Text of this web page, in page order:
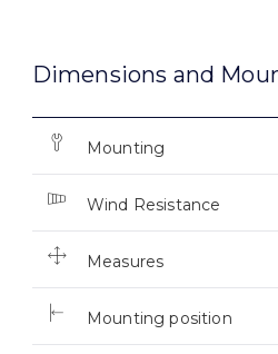
Dimensions and
Mounting
Wind Resistance
Measures
Mounting position